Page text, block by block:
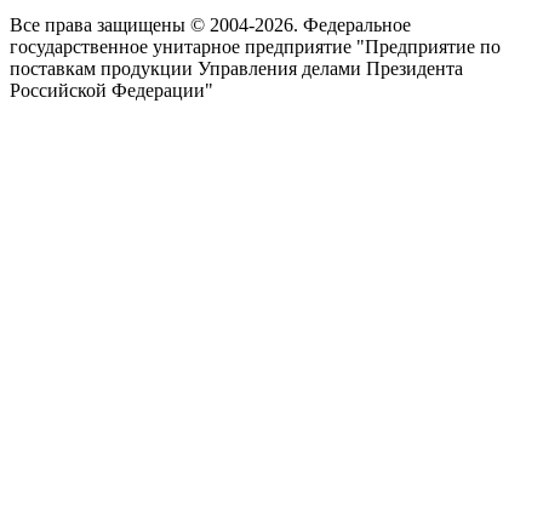
Все права защищены © 2004-2026. Федеральное
государственное унитарное предприятие "Предприятие по
поставкам продукции Управления делами Президента
Российской Федерации"